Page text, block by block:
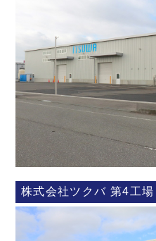
株式会社ツクバ 第4工場